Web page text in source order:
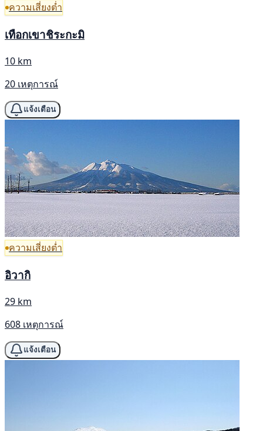
ความเสี่ยงต่ำ
เทือกเขาชิระกะมิ
10 km
20 เหตุการณ์
แจ้งเตือน
ความเสี่ยงต่ำ
อิวากิ
29 km
608 เหตุการณ์
แจ้งเตือน